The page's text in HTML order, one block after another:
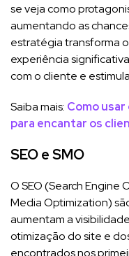
se veja como
aumentando as
estratégia transforma
experiência
com o cliente e
Saiba mais: Como
para encantar os
SEO e SMO
O SEO (Search Engine
Media Optimization)
aumentam a
otimização do site e
encontrados nos